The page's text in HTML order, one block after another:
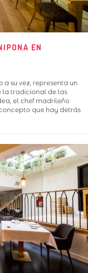
EN
su vez, representa un
la tradicional de las
el chef madrileño
que hay detrás